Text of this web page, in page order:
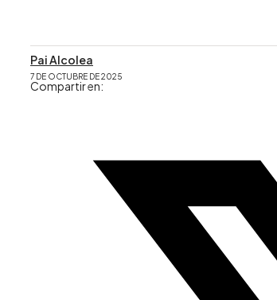
Pai Alcolea
7 DE OCTUBRE DE 2025
Compartir en: